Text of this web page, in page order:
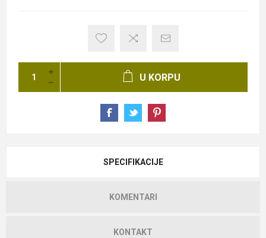
U KORPU
SPECIFIKACIJE
KOMENTARI
KONTAKT